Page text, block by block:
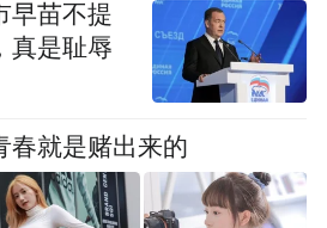
早苗不提
真是耻辱
春就是赌出来的